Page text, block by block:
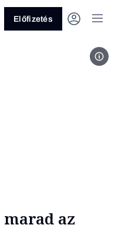
Előfizetés
az